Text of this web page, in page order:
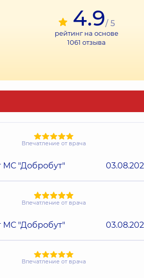
4.9/ 5
рейтинг на основе
1061 отзыва
Впечатление от врача
МС "Добробут"
Впечатление от врача
МС "Добробут"
Впечатление от врача